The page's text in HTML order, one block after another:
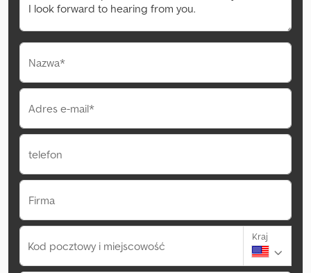
Nazwa*
Adres e-mail*
telefon
Firma
Kod pocztowy i miejscowość
Kraj